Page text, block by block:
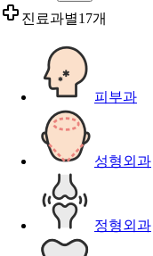
진료과별17개
피부과
성형외과
정형외과